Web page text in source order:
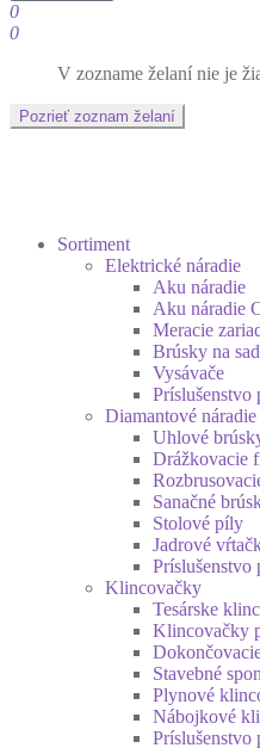
0
0
V zozname želaní nie je
Pozrieť zoznam želaní
Sortiment
Elektrické náradie
Aku náradie
Aku náradie
Meracie
Brúsky na
Vysávače
Príslušenstvo
Diamantové náradie
Uhlové
Drážkovacie
Sanačné
Stolové píly
Jadrové
Príslušenstvo
Klincovačky
Tesárske
Klincovačky
Stavebné
Plynové
Nábojkové